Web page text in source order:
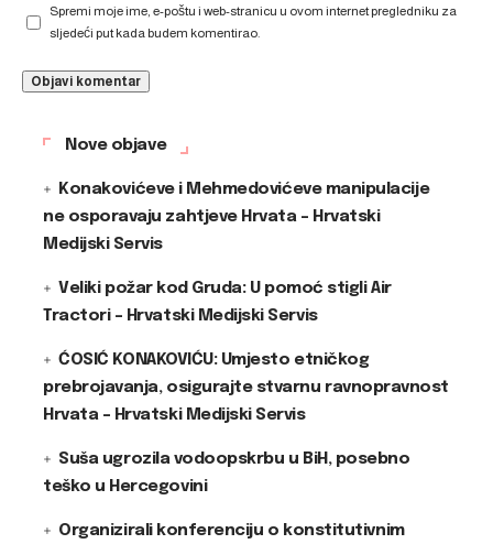
Spremi moje ime, e-poštu i web-stranicu u ovom internet pregledniku za
sljedeći put kada budem komentirao.
Nove objave
Konakovićeve i Mehmedovićeve manipulacije
ne osporavaju zahtjeve Hrvata – Hrvatski
Medijski Servis
Veliki požar kod Gruda: U pomoć stigli Air
Tractori – Hrvatski Medijski Servis
ĆOSIĆ KONAKOVIĆU: Umjesto etničkog
prebrojavanja, osigurajte stvarnu ravnopravnost
Hrvata – Hrvatski Medijski Servis
Suša ugrozila vodoopskrbu u BiH, posebno
teško u Hercegovini
Organizirali konferenciju o konstitutivnim